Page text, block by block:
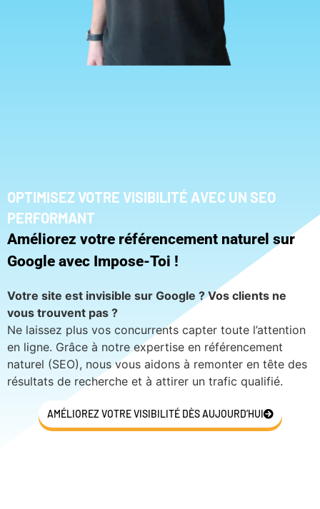
OPTIMISEZ VOTRE VISIBILITÉ AVEC UN SEO
PERFORMANT
Améliorez votre référencement naturel sur
Google avec Impose-Toi !
Votre site est invisible sur Google ? Vos clients ne
vous trouvent pas ?
Ne laissez plus vos concurrents capter toute l’attention
en ligne. Grâce à notre expertise en référencement
naturel (SEO), nous vous aidons à remonter en tête des
résultats de recherche et à attirer un trafic qualifié.
AMÉLIOREZ VOTRE VISIBILITÉ DÈS AUJOURD’HUI